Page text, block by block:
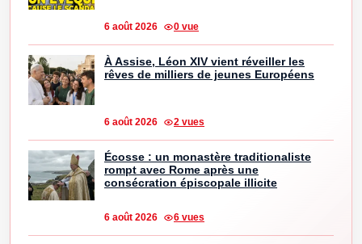
6 août 2026 0 vue
À Assise, Léon XIV vient réveiller les
rêves de milliers de jeunes Européens
6 août 2026 2 vues
Écosse : un monastère traditionaliste
rompt avec Rome après une
consécration épiscopale illicite
6 août 2026 6 vues